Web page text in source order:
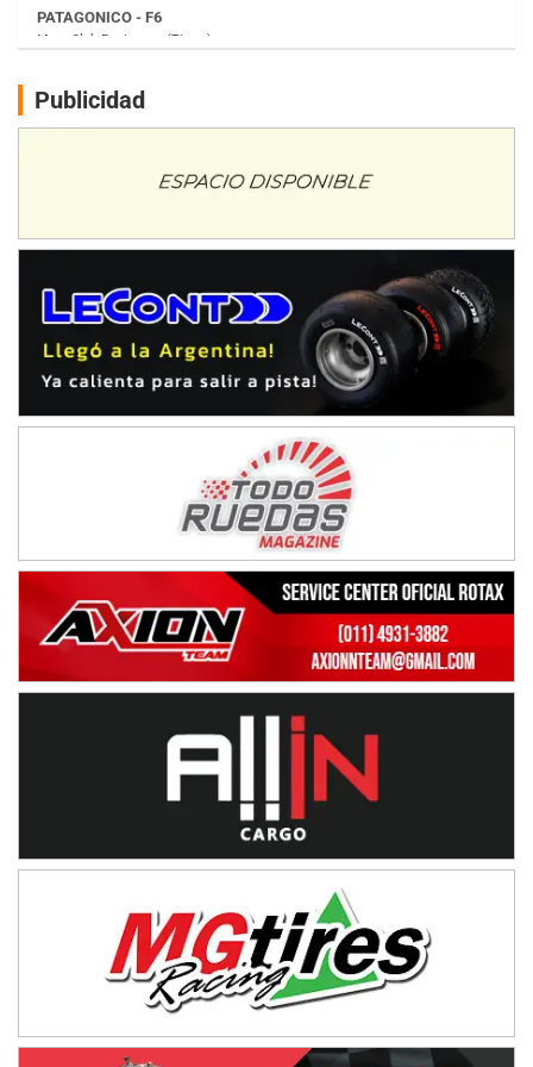
Juventud Unida (Tierra)
Humboldt (Santa Fe)
Ciudad de Avellaneda (Asfalto)
Avellaneda (Santa Fe)
SUR SANTAFESINO - F4
Juan Navarro (Asfalto)
El Timbó (Tucumán)
COBERTURA ESPECIAL DE E-KART.COM.AR
08/09-AGO
IAME SERIES ARGENTINA 6
Ciudad de Trenque Lauquen (Asfalto)
ENTRERRIANO - F6 (POSTERGADA)
Parque de la Velocidad (Asfalto)
Villaguay (Entre Ríos)
VICTORIENSE - F7
Moto Club Reginense (Tierra)
CSK - F7
Humboldt (Santa Fe)
NORESTE SANTAFESINO - F6
Ciudad de Avellaneda (Asfalto)
Avellaneda (Santa Fe)
SUR SANTAFESINO - F4
Publicidad